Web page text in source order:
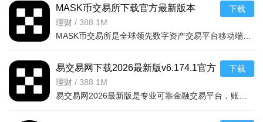
MASK币交易所下载官方最新版本
v6.160.0官方版
理财 / 388.1M
下载
易交易网下载2026最新版v6.174.1官方
版
理财 / 388.1M
下载